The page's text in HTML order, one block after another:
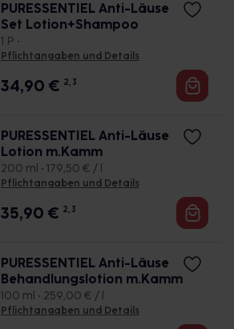
PURESSENTIEL Anti-Läuse
Set Lotion+Shampoo
1 P •
Pflichtangaben und Details
34,90 € 2, 3
PURESSENTIEL Anti-Läuse
Lotion m.Kamm
200 ml • 179,50 € / l
Pflichtangaben und Details
35,90 € 2, 3
PURESSENTIEL Anti-Läuse
Behandlungslotion m.Kamm
100 ml • 259,00 € / l
Pflichtangaben und Details